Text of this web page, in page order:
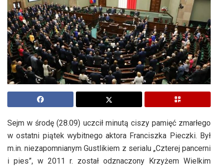
Sejm w środę (28.09) uczcił minutą ciszy pamięć zmarłego
w ostatni piątek wybitnego aktora Franciszka Pieczki. Był
m.in. niezapomnianym Gustlikiem z serialu „Czterej pancerni
i pies”, w 2011 r. został odznaczony Krzyżem Wielkim